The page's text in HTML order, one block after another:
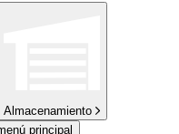
Almacenamiento
principal